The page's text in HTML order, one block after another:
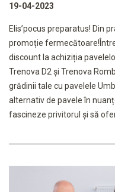
19-04-2023
Elis’pocus preparatus! Din
promoție
discount la achiziția
Trenova D2 și Trenova
grădinii tale cu pavelele
alternativ de pavele în
fascineze privitorul și să